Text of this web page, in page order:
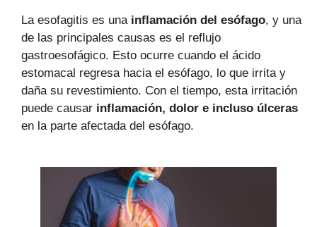
La esofagitis es una inflamación del esófago, y una
de las principales causas es el reflujo
gastroesofágico. Esto ocurre cuando el ácido
estomacal regresa hacia el esófago, lo que irrita y
daña su revestimiento. Con el tiempo, esta irritación
puede causar inflamación, dolor e incluso úlceras
en la parte afectada del esófago.